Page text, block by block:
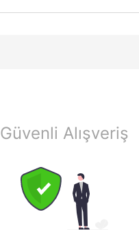
Güvenli Alışveriş